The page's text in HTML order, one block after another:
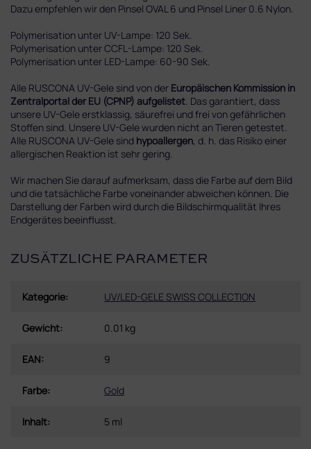
Dazu empfehlen wir den Pinsel OVAL 6 und Pinsel Liner 0.6 Nylon.
Polymerisation unter UV-Lampe: 120 Sek.
Polymerisation unter CCFL-Lampe: 120 Sek.
Polymerisation unter LED-Lampe: 60-90 Sek.
Alle RUSCONA UV-Gele sind von der Europäischen Kommission in
Zentralportal der EU (CPNP) aufgelistet . Das garantiert, dass
unsere UV-Gele erstklassig, säurefrei und frei von gefährlichen
Stoffen sind. Unsere UV-Gele wurden nicht an Tieren getestet.
Alle RUSCONA UV-Gele sind hypoallergen, d. h. das Risiko einer
allergischen Reaktion ist sehr gering.
Wir machen Sie darauf aufmerksam, dass die Farbe auf dem Bild
und die tatsächliche Farbe voneinander abweichen können. Die
Darstellung der Farben wird durch die Bildschirmqualität Ihres
Endgerätes beeinflusst.
ZUSÄTZLICHE PARAMETER
Kategorie: UV/LED-GELE SWISS COLLECTION
Gewicht: 0.01 kg
EAN: 9
Farbe: Gold
Inhalt: 5 ml